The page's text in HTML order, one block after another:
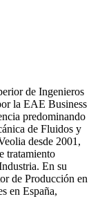
de Ingenieros
la EAE Business
predominando
de Fluidos y
desde 2001,
tratamiento
En su
de Producción en
en España,